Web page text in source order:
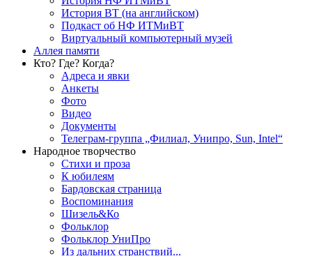
История ВТ (на английском)
Подкаст об НФ ИТМиВТ
Виртуальный компьютерный музей
Аллея памяти
Кто? Где? Когда?
Адреса и явки
Анкеты
Фото
Видео
Документы
Телеграм-группа „Филиал, Унипро, Sun, Intel“
Народное творчество
Стихи и проза
К юбилеям
Бардовская страница
Воспоминания
Шизель&Ко
Фольклор
Фольклор УниПро
Из дальних странствий...